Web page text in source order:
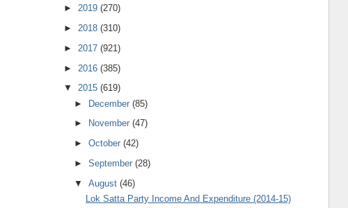
► 2019 (270)
► 2018 (310)
► 2017 (921)
► 2016 (385)
▼ 2015 (619)
► December(85)
►
November(47)
►October(42)
►September(28)
▼August(46)
Lok Satta Party Income And Expenditure (2014-15)